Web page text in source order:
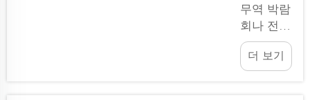
고객을 유
치하는 데
도움이 됩
니다. 다
용도이며
무역 박람
회나 전시
회에서 부
스를 설치
할 때 사
더 보기